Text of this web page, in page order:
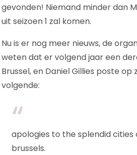
gevonden! Niemand minder dan
uit seizoen 1 zal komen.
Nu is er nog meer nieuws, de
weten dat er volgend jaar een
Brussel, en Daniel Gillies poste
volgende:
apologies to the splendid
brussels.